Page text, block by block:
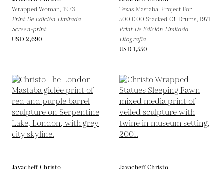
Wrapped Woman, 1973
Print De Edición Limitada
Screen-print
USD 2,690
Texas Mastaba, Project For
500,000 Stacked Oil Drums, 1971
Print De Edición Limitada
Litografía
USD 1,550
Javacheff Christo
Javacheff Christo